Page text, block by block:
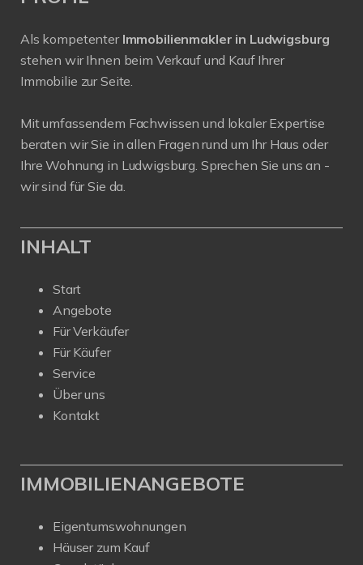
Als kompetenter Immobilienmakler in Ludwigsburg
stehen wir Ihnen beim Verkauf und Kauf Ihrer
Immobilie zur Seite.
Mit umfassendem Fachwissen und lokaler Expertise
beraten wir Sie in allen Fragen rund um Ihr Haus oder
Ihre Wohnung in Ludwigsburg. Sprechen Sie uns an -
wir sind für Sie da.
INHALT
Start
Angebote
Für Verkäufer
Für Käufer
Service
Über uns
Kontakt
IMMOBILIENANGEBOTE
Eigentumswohnungen
Häuser zum Kauf